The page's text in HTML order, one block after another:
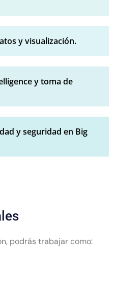
y visualización.
y toma de
y seguridad en Big
podrás trabajar como: